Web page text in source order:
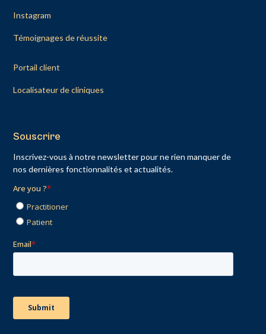
Instagram
Témoignages de réussite
Portail client
Localisateur de cliniques
Souscrire
Inscrivez-vous à notre newsletter pour ne rien manquer de
nos dernières fonctionnalités et actualités.